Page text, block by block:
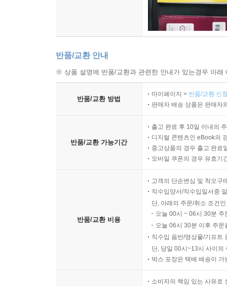
반품/교환 안내
※ 상품 설명에 반품/교환과 관련한 안내가 있는경우 아
반품/교환 방법
마이페이지 > 반품/교환 신
판매자 배송 상품은 판매자
반품/교환 가능기간
출고 완료 후 10일 이내의
디지털 콘텐츠인 eBook의
중고상품의 경우 출고 완료
모바일 쿠폰의 경우 유효기
반품/교환 비용
고객의 단순변심 및 착오구
직수입양서/직수입일서중
단, 아래의 주문/취소 조건
오늘 00시 ~ 06시 30분
오늘 06시 30분 이후 주
직수입 음반/영상물/기프트
단, 당일 00시~13시 사이의
박스 포장은 택배 배송이
소비자의 책임 있는 사유로